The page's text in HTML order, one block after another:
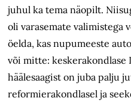
juhul ka tema näopilt.
oli varasemate valimistega
öelda, kas nupumeeste
või mitte: keskerakondlase
häälesaagist on juba palju
reformierakondlasel ja